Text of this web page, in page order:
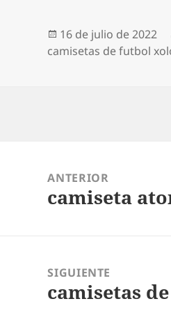
Publicado
el
16 de julio de 2022
camisetas de futbol
entradas
ANTERIOR
Entrada
camiseta
SIGUIENTE
Entrada
camisetas